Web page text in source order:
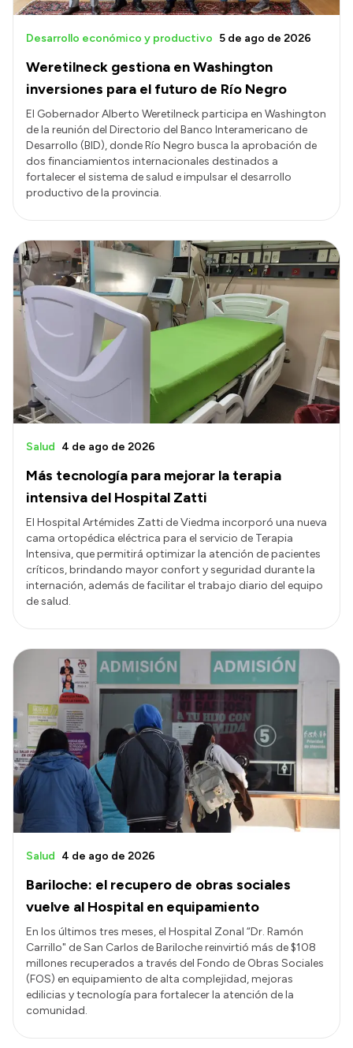
Weretilneck gestiona en Washington
inversiones para el futuro de Río Negro
Desarrollo económico y productivo 5 de ago de 2026
El Gobernador Alberto Weretilneck participa en Washington
de la reunión del Directorio del Banco Interamericano de
Desarrollo (BID), donde Río Negro busca la aprobación de
dos financiamientos internacionales destinados a
fortalecer el sistema de salud e impulsar el desarrollo
productivo de la provincia.
Más tecnología para mejorar la terapia
intensiva del Hospital Zatti
Salud 4 de ago de 2026
El Hospital Artémides Zatti de Viedma incorporó una nueva
cama ortopédica eléctrica para el servicio de Terapia
Intensiva, que permitirá optimizar la atención de pacientes
críticos, brindando mayor confort y seguridad durante la
internación, además de facilitar el trabajo diario del equipo
de salud.
Bariloche: el recupero de obras sociales
vuelve al Hospital en equipamiento
Salud 4 de ago de 2026
En los últimos tres meses, el Hospital Zonal “Dr. Ramón
Carrillo" de San Carlos de Bariloche reinvirtió más de $108
millones recuperados a través del Fondo de Obras Sociales
(FOS) en equipamiento de alta complejidad, mejoras
edilicias y tecnología para fortalecer la atención de la
comunidad.